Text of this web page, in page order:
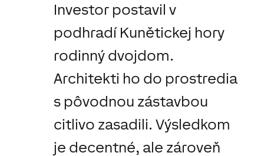
Investor postavil v
podhradí Kunětickej hory
rodinný dvojdom.
Architekti ho do prostredia
s pôvodnou zástavbou
citlivo zasadili. Výsledkom
je decentné, ale zároveň